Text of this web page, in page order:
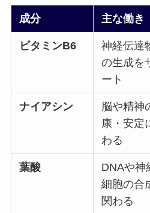
成分 主な働き
ビタミンB6
神経伝達
の生成を
ート
ナイアシン
脳や精神
康・安定
わる
葉酸
DNAや神
細胞の合
関わる